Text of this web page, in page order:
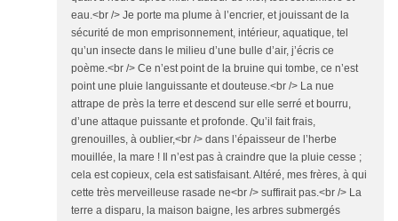
eau.<br /> Je porte ma plume à l’encrier, et jouissant de la
sécurité de mon emprisonnement, intérieur, aquatique, tel
qu’un insecte dans le milieu d’une bulle d’air, j’écris ce
poème.<br /> Ce n’est point de la bruine qui tombe, ce n’est
point une pluie languissante et douteuse.<br /> La nue
attrape de près la terre et descend sur elle serré et bourru,
d’une attaque puissante et profonde. Qu’il fait frais,
grenouilles, à oublier,<br /> dans l’épaisseur de l’herbe
mouillée, la mare ! Il n’est pas à craindre que la pluie cesse ;
cela est copieux, cela est satisfaisant. Altéré, mes frères, à qui
cette très merveilleuse rasade ne<br /> suffirait pas.<br /> La
terre a disparu, la maison baigne, les arbres submergés